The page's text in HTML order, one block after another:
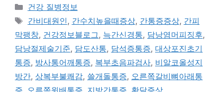
카
테
고
리
건강 질병정보
태
그
간비대원인, 간수치높을때증상, 간통증증상, 간피
막팽창, 건강정보블로그, 늑간신경통, 담낭염머피징후,
담낭절제술기준, 담도산통, 담석증통증, 대상포진초기
통증, 방사통어깨통증, 복부초음파검사, 비알코올성지
방간, 상복부불쾌감, 쓸개돌통증, 오른쪽갈비뼈아래통
증 오른쪽윗배통증 지방간통증 황달증상